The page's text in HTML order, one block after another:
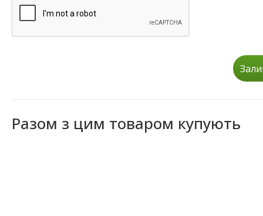
Разом з цим товаром купують